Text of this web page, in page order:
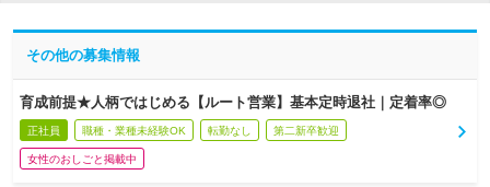
その他の募集情報
育成前提★人柄ではじめる【ルート営業】基本定時退社｜定着率◎
正社員 職種・業種未経験OK 転勤なし 第二新卒歓迎
女性のおしごと掲載中